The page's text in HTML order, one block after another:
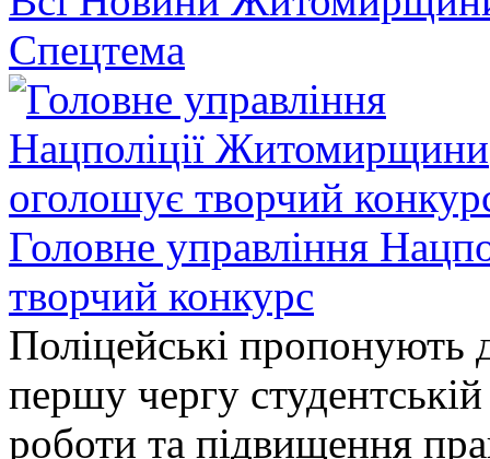
Спецтема
Головне управління
творчий конкурс
Поліцейські пропонують
першу чергу
роботи та підвищення